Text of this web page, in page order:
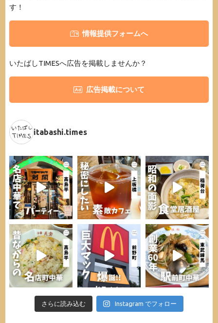
す！
情報提供フォームへ
いたばしTIMESへ広告を掲載しませんか？
広告掲載について
itabashi.times
さらに読み込む Instagram でフォロー